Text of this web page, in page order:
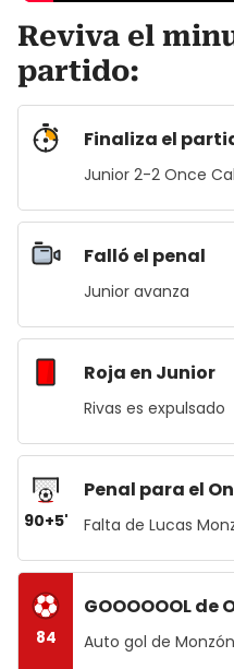
Reviva el
partido:
Finaliza el
Junior 2-2 Once
Falló el penal
Junior avanza
Roja en Junior
Rivas es expulsado
90+5'
Penal para el
Falta de Lucas
84
GOOOOOOL de
Auto gol de Monzón